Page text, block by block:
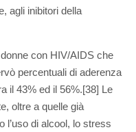
agli inibitori della
con HIV/AIDS che
percentuali di aderenza
il 43% ed il 56%.[38] Le
oltre a quelle già
l’uso di alcool, lo stress